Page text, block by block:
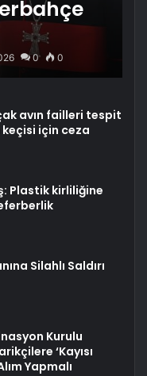
0 0
avın failleri tespit
için ceza
Plastik kirliliğine
Silahlı Saldırı
Kurulu
‘Kayısı
Yapmalı